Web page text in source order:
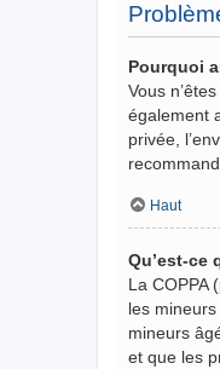
Pourquoi
Vous
également
privée,
Haut
Qu’est-ce
La COPPA
les
mineurs
et que les